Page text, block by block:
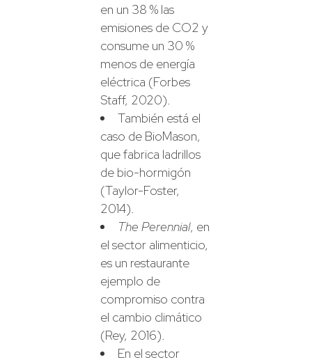
en un 38 % las
emisiones de CO2 y
consume un 30 %
menos de energía
eléctrica (Forbes
Staff, 2020).
También está el
caso de BioMason,
que fabrica ladrillos
de bio-hormigón
(Taylor-Foster,
2014).
The Perennial, en
el sector alimenticio,
es un restaurante
ejemplo de
compromiso contra
el cambio climático
(Rey, 2016).
En el sector